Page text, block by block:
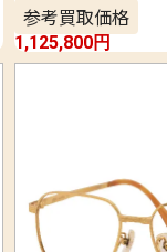
参考買取価格
1,125,800円